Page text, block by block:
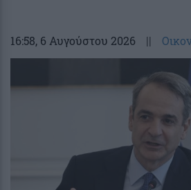
16:58, 6 Αυγούστου 2026 ||